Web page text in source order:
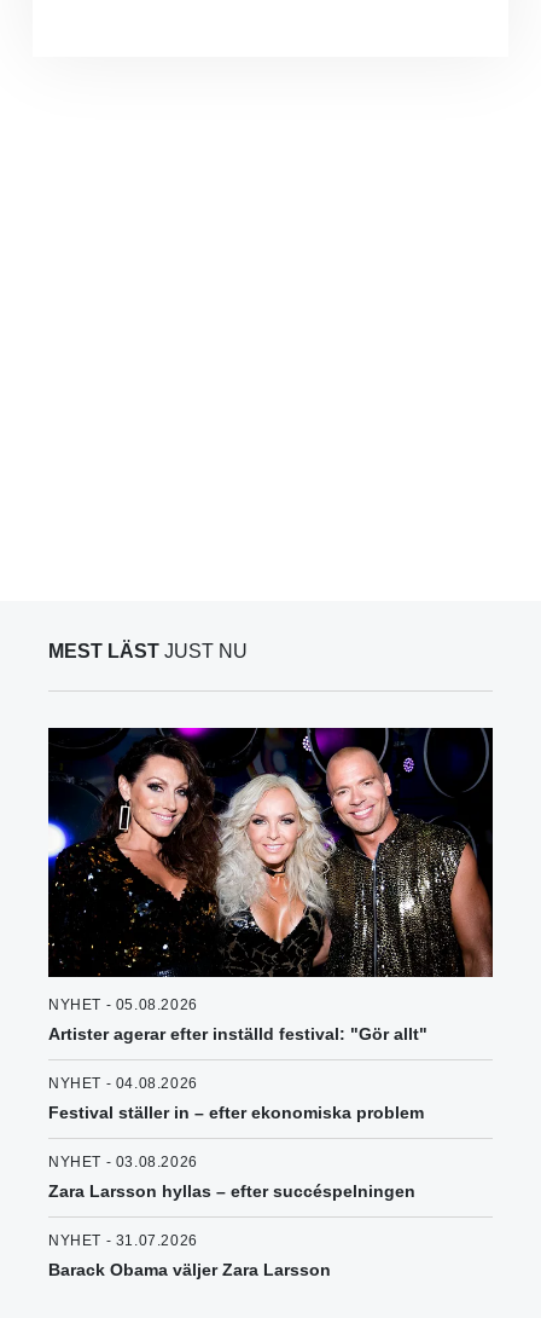
MEST LÄST JUST NU
NYHET - 05.08.2026
Artister agerar efter inställd festival: "Gör allt"
NYHET - 04.08.2026
Festival ställer in – efter ekonomiska problem
NYHET - 03.08.2026
Zara Larsson hyllas – efter succéspelningen
NYHET - 31.07.2026
Barack Obama väljer Zara Larsson